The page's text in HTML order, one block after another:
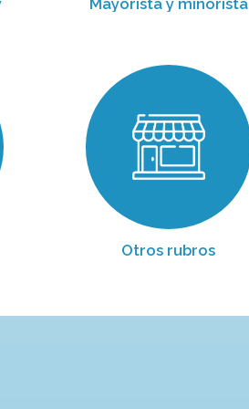
Mayorista y minorista
Otros rubros